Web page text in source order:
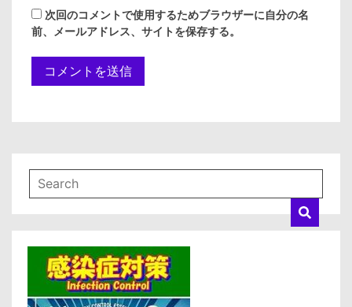
次回のコメントで使用するためブラウザーに自分の名
前、メールアドレス、サイトを保存する。